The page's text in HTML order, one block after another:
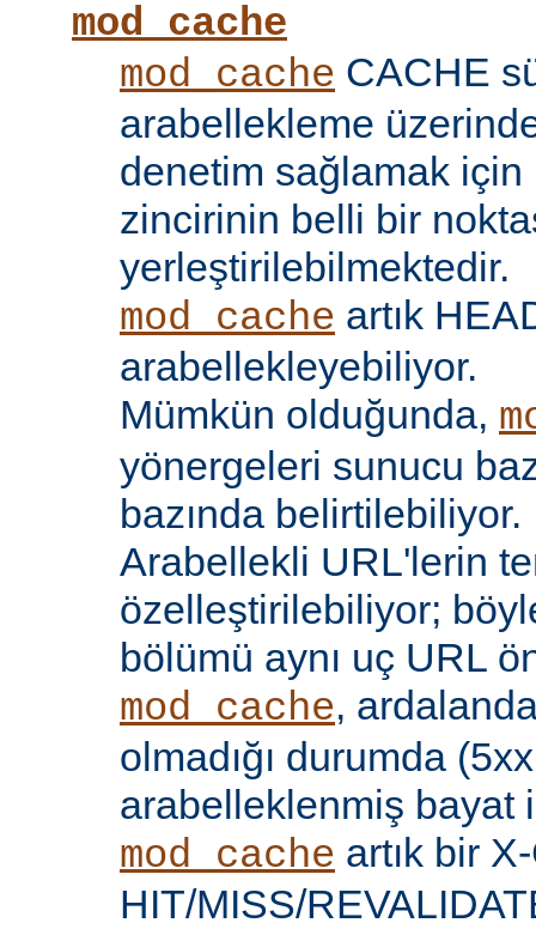
mod_cache
mod_cache CACHE
arabellekleme
denetim sağlamak
zincirinin belli bir
yerleştirilebilmektedir.
mod_cache artık
arabellekleyebiliyor.
Mümkün olduğunda,
yönergeleri sunucu
bazında belirtilebiliyor.
Arabellekli URL'lerin
özelleştirilebiliyor;
bölümü aynı uç URL
mod_cache,
olmadığı durumda
arabelleklenmiş bayat
mod_cache artık bir
HIT/MISS/